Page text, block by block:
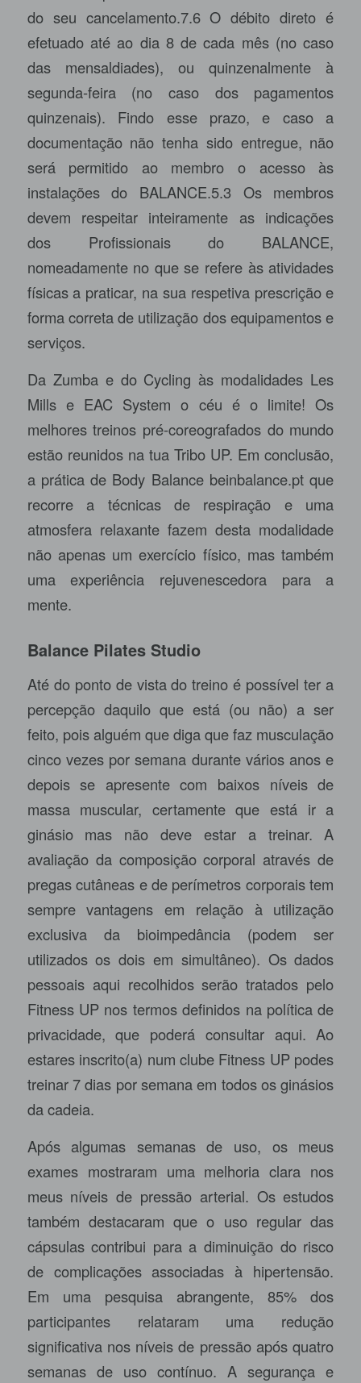
do seu cancelamento.7.6 O débito direto é
efetuado até ao dia 8 de cada mês (no caso
das mensaldiades), ou quinzenalmente à
segunda-feira (no caso dos pagamentos
quinzenais). Findo esse prazo, e caso a
documentação não tenha sido entregue, não
será permitido ao membro o acesso às
instalações do BALANCE.5.3 Os membros
devem respeitar inteiramente as indicações
dos Profissionais do BALANCE,
nomeadamente no que se refere às atividades
físicas a praticar, na sua respetiva prescrição e
forma correta de utilização dos equipamentos e
serviços.
Da Zumba e do Cycling às modalidades Les
Mills e EAC System o céu é o limite! Os
melhores treinos pré-coreografados do mundo
estão reunidos na tua Tribo UP. Em conclusão,
a prática de Body Balance beinbalance.pt que
recorre a técnicas de respiração e uma
atmosfera relaxante fazem desta modalidade
não apenas um exercício físico, mas também
uma experiência rejuvenescedora para a
mente.
Balance Pilates Studio
Até do ponto de vista do treino é possível ter a
percepção daquilo que está (ou não) a ser
feito, pois alguém que diga que faz musculação
cinco vezes por semana durante vários anos e
depois se apresente com baixos níveis de
massa muscular, certamente que está ir a
ginásio mas não deve estar a treinar. A
avaliação da composição corporal através de
pregas cutâneas e de perímetros corporais tem
sempre vantagens em relação à utilização
exclusiva da bioimpedância (podem ser
utilizados os dois em simultâneo). Os dados
pessoais aqui recolhidos serão tratados pelo
Fitness UP nos termos definidos na política de
privacidade, que poderá consultar aqui. Ao
estares inscrito(a) num clube Fitness UP podes
treinar 7 dias por semana em todos os ginásios
da cadeia.
Após algumas semanas de uso, os meus
exames mostraram uma melhoria clara nos
meus níveis de pressão arterial. Os estudos
também destacaram que o uso regular das
cápsulas contribui para a diminuição do risco
de complicações associadas à hipertensão.
Em uma pesquisa abrangente, 85% dos
participantes relataram uma redução
significativa nos níveis de pressão após quatro
semanas de uso contínuo. A segurança e